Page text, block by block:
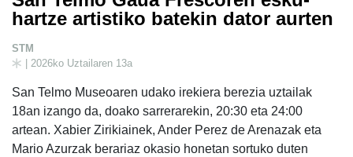
hartze artistiko batekin dator aurten
STM
| 2026ko Uztailaren 13a
San Telmo Museoaren udako irekiera berezia uztailak
18an izango da, doako sarrerarekin, 20:30 eta 24:00
artean. Xabier Zirikiainek, Ander Perez de Arenazak eta
Mario Azurzak berariaz okasio honetan sortuko duten